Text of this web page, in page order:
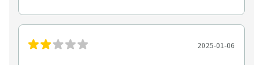
2025-01-06